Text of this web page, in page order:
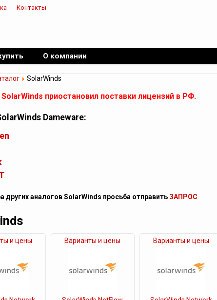
Контакты
О компании
SolarWinds
приостановил поставки лицензий в РФ.
Dameware:
других аналогов SolarWinds просьба отправить ЗАПРОС
и цены Варианты и цены Варианты и цены